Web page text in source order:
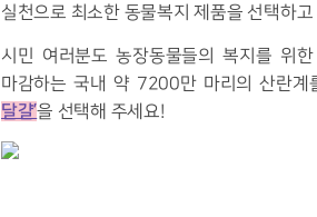
실천으로 최소한 동물복지 제품을 선택하
시민 여러분도 농장동물들의 복지를 위
마감하는 국내 약 7200만 마리의 산란
달걀’을 선택해 주세요!